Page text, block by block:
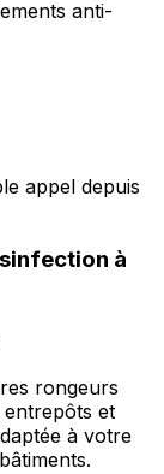
anti-
appel depuis
à
rongeurs
et
à votre